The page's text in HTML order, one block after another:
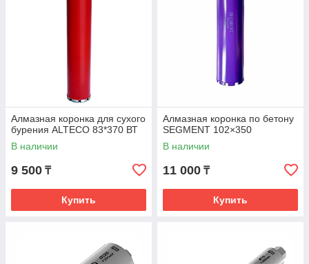
Алмазная коронка для сухого
бурения ALTECO 83*370 ВТ
В наличии
9 500 ₸
Купить
Алмазная коронка по бетону
SEGMENT 102×350
В наличии
11 000 ₸
Купить